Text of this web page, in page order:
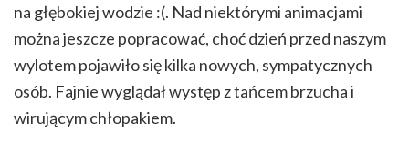
na głębokiej wodzie :(. Nad niektórymi animacjami
można jeszcze popracować, choć dzień przed naszym
wylotem pojawiło się kilka nowych, sympatycznych
osób. Fajnie wyglądał występ z tańcem brzucha i
wirującym chłopakiem.